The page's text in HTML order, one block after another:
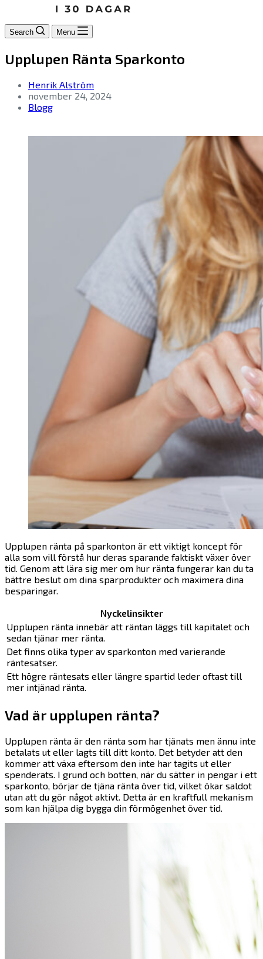
Search Menu
Upplupen Ränta Sparkonto
Henrik Alström
november 24, 2024
Blogg
Upplupen ränta på sparkonton är ett viktigt koncept för
alla som vill förstå hur deras sparande faktiskt växer över
tid. Genom att lära sig mer om hur ränta fungerar kan du ta
bättre beslut om dina sparprodukter och maximera dina
besparingar.
Nyckelinsikter
Upplupen ränta innebär att räntan läggs till kapitalet och
sedan tjänar mer ränta.
Det finns olika typer av sparkonton med varierande
räntesatser.
Ett högre räntesats eller längre spartid leder oftast till
mer intjänad ränta.
Vad är upplupen ränta?
Upplupen ränta är den ränta som har tjänats men ännu inte
betalats ut eller lagts till ditt konto. Det betyder att den
kommer att växa eftersom den inte har tagits ut eller
spenderats. I grund och botten, när du sätter in pengar i ett
sparkonto, börjar de tjäna ränta över tid, vilket ökar saldot
utan att du gör något aktivt. Detta är en kraftfull mekanism
som kan hjälpa dig bygga din förmögenhet över tid.